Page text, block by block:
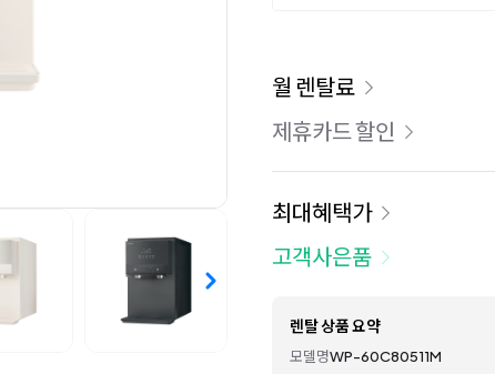
이용 요금
월 렌탈료
제휴카드 할인
최대혜택가
고객사은품
렌탈 상품 요약
모델명WP-60C80511M